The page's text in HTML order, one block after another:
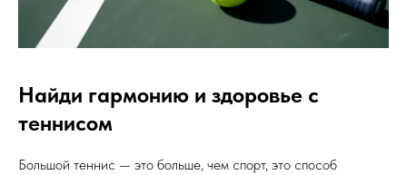
Найди гармонию и здоровье с
теннисом
Большой теннис — это больше, чем спорт, это способ